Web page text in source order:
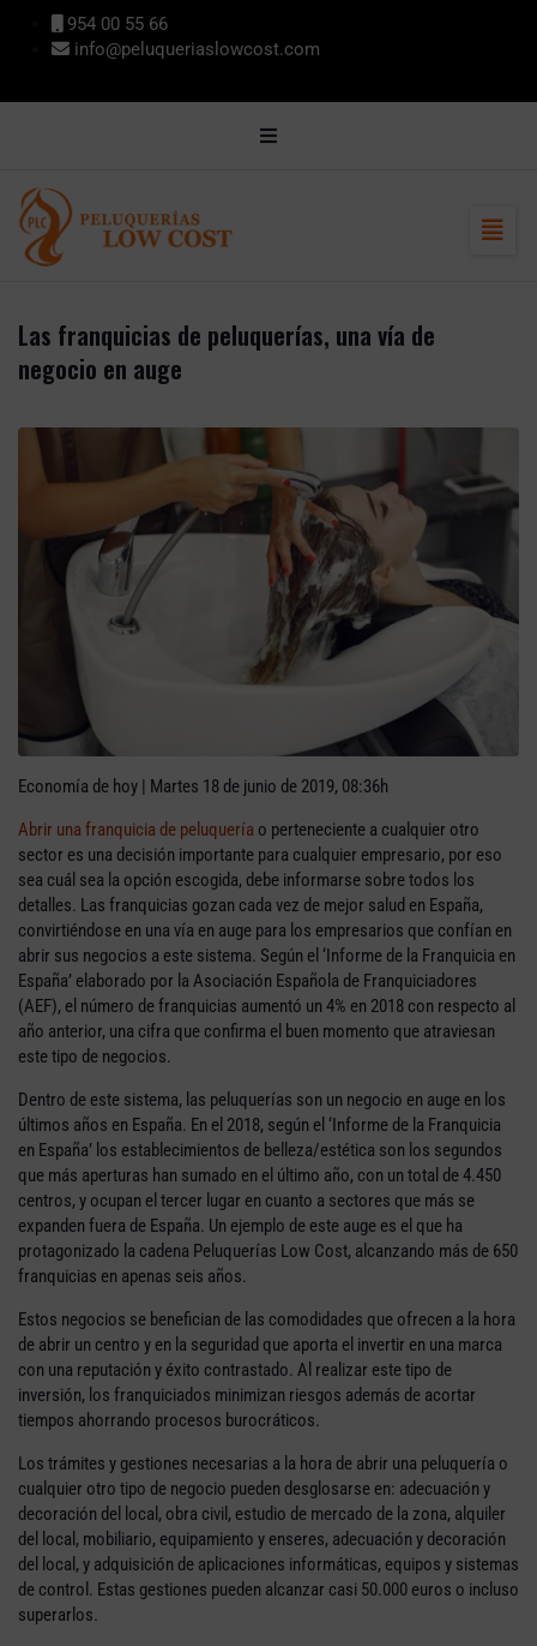
contenido
954 00 55 66
info@peluqueriaslowcost.com
CONTACTO
Las franquicias de peluquerías, una vía de
negocio en auge
Economía de hoy | Martes 18 de junio de 2019, 08:36h
Abrir una franquicia de peluquería o perteneciente a cualquier otro
sector es una decisión importante para cualquier empresario, por eso
sea cuál sea la opción escogida, debe informarse sobre todos los
detalles. Las franquicias gozan cada vez de mejor salud en España,
convirtiéndose en una vía en auge para los empresarios que confían en
abrir sus negocios a este sistema. Según el ‘Informe de la Franquicia en
España’ elaborado por la Asociación Española de Franquiciadores
(AEF), el número de franquicias aumentó un 4% en 2018 con respecto al
año anterior, una cifra que confirma el buen momento que atraviesan
este tipo de negocios.
Dentro de este sistema, las peluquerías son un negocio en auge en los
últimos años en España. En el 2018, según el ‘Informe de la Franquicia
en España’ los establecimientos de belleza/estética son los segundos
que más aperturas han sumado en el último año, con un total de 4.450
centros, y ocupan el tercer lugar en cuanto a sectores que más se
expanden fuera de España. Un ejemplo de este auge es el que ha
protagonizado la cadena Peluquerías Low Cost, alcanzando más de 650
franquicias en apenas seis años.
Estos negocios se benefician de las comodidades que ofrecen a la hora
de abrir un centro y en la seguridad que aporta el invertir en una marca
con una reputación y éxito contrastado. Al realizar este tipo de
inversión, los franquiciados minimizan riesgos además de acortar
tiempos ahorrando procesos burocráticos.
Los trámites y gestiones necesarias a la hora de abrir una peluquería o
cualquier otro tipo de negocio pueden desglosarse en: adecuación y
decoración del local, obra civil, estudio de mercado de la zona, alquiler
del local, mobiliario, equipamiento y enseres, adecuación y decoración
del local, y adquisición de aplicaciones informáticas, equipos y sistemas
de control. Estas gestiones pueden alcanzar casi 50.000 euros o incluso
superarlos.